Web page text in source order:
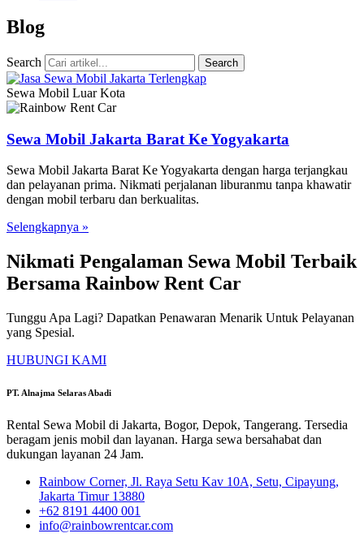
Blog
Search Search
Sewa Mobil Luar Kota
Sewa Mobil Jakarta Barat Ke Yogyakarta
Sewa Mobil Jakarta Barat Ke Yogyakarta dengan harga terjangkau
dan pelayanan prima. Nikmati perjalanan liburanmu tanpa khawatir
dengan mobil terbaru dan berkualitas.
Selengkapnya »
Nikmati Pengalaman Sewa Mobil Terbaik
Bersama Rainbow Rent Car
Tunggu Apa Lagi? Dapatkan Penawaran Menarik Untuk Pelayanan
yang Spesial.
HUBUNGI KAMI
PT. Alnajma Selaras Abadi
Rental Sewa Mobil di Jakarta, Bogor, Depok, Tangerang. Tersedia
beragam jenis mobil dan layanan. Harga sewa bersahabat dan
dukungan layanan 24 Jam.
Rainbow Corner, Jl. Raya Setu Kav 10A, Setu, Cipayung,
Jakarta Timur 13880
+62 8191 4400 001
info@rainbowrentcar.com